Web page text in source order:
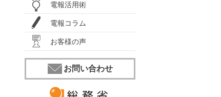
電報活用術
電報コラム
お客様の声
お問い合わせ